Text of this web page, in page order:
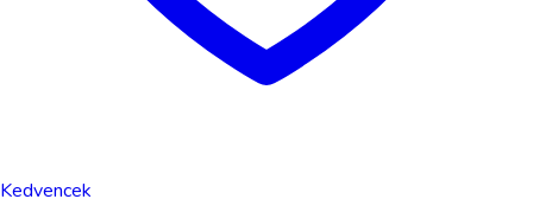
Kedvencek